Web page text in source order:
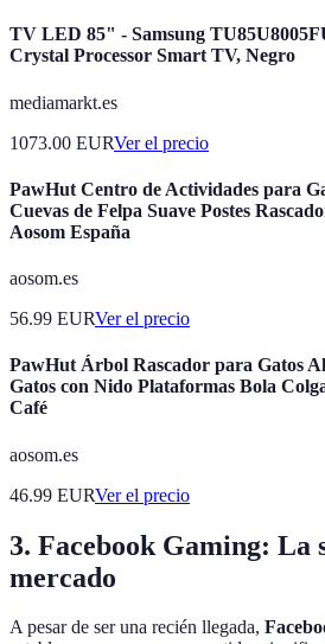
TV LED 85" - Samsung
Crystal Processor Smart TV, Negro
mediamarkt.es
1073.00 EURVer el precio
PawHut Centro de Actividades para
Cuevas de Felpa Suave Postes
Aosom España
aosom.es
56.99 EURVer el precio
PawHut Árbol Rascador para Gatos
Gatos con Nido Plataformas Bola
Café
aosom.es
46.99 EURVer el precio
3. Facebook Gaming: La
mercado
A pesar de ser una recién llegada,